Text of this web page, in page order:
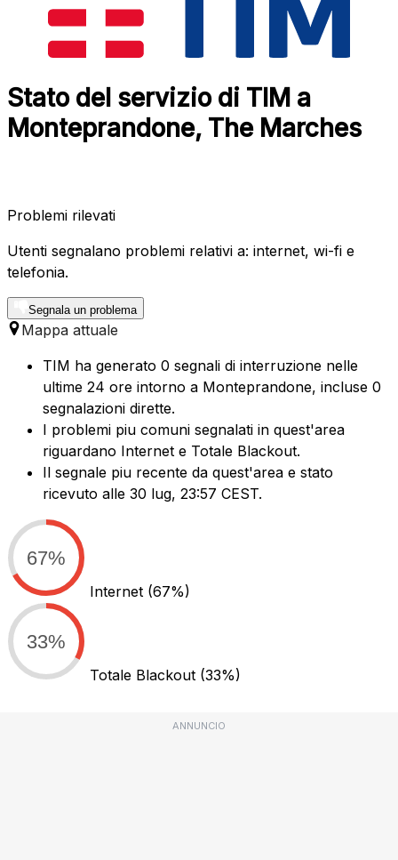
Stato del servizio di TIM a
Monteprandone, The Marches
Problemi rilevati
Utenti segnalano problemi relativi a: internet, wi-fi e
telefonia.
Segnala un problema
Mappa attuale
TIM ha generato 0 segnali di interruzione nelle
ultime 24 ore intorno a Monteprandone, incluse 0
segnalazioni dirette.
I problemi piu comuni segnalati in quest'area
riguardano Internet e Totale Blackout.
Il segnale piu recente da quest'area e stato
ricevuto alle 30 lug, 23:57 CEST.
67%
Internet (67%)
33%
Totale Blackout (33%)
ANNUNCIO